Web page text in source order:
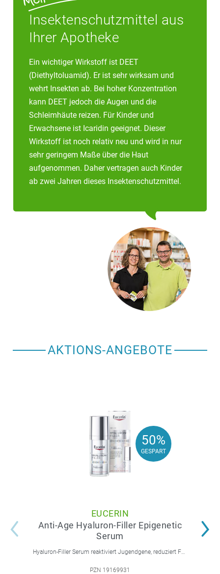
Insektenschutzmittel aus
Ihrer Apotheke
Ein wichtiger Wirkstoff ist DEET
(Diethyltoluamid). Er ist sehr wirksam und
wehrt Insekten ab. Bei hoher Konzentration
kann DEET jedoch die Augen und die
Schleimhäute reizen. Für Kinder und
Erwachsene ist Icaridin geeignet. Dieser
Wirkstoff ist noch relativ neu und wird in nur
sehr geringem Maße über die Haut
aufgenommen. Daher vertragen auch Kinder
ab zwei Jahren dieses Insektenschutzmittel.
AKTIONS-ANGEBOTE
50%
GESPART
50%
GESPART
EUCERIN
Anti-Age Hyaluron-Filler Epigenetic
Serum
Hyaluron-Filler Serum reaktiviert Jugendgene, reduziert Falten und feine Linien, spendet intensive Feuchtigkeit und strafft die Gesichtskonturen.
PZN 19169931